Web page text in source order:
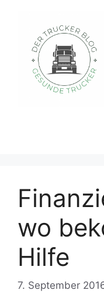
springen
wo
Hilfe
7. September